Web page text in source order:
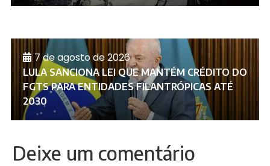
7 de agosto de 2026
LULA SANCIONA LEI QUE MANTÉM CRÉDITO DO
FGTS PARA ENTIDADES FILANTRÓPICAS ATÉ
2030
Deixe um comentário